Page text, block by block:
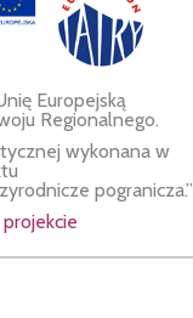
Europejską
Regionalnego.
wykonana w
pogranicza.”